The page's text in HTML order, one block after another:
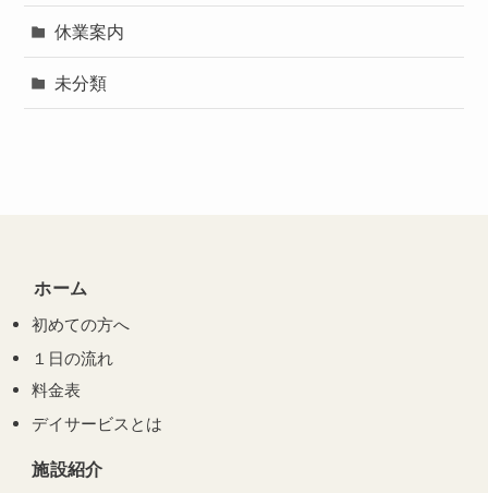
休業案内
未分類
ホーム
初めての方へ
１日の流れ
料金表
デイサービスとは
施設紹介